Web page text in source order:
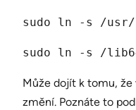
sudo ln -s /
sudo ln -s /
Může dojít k tomu, že
změní. Poznáte to